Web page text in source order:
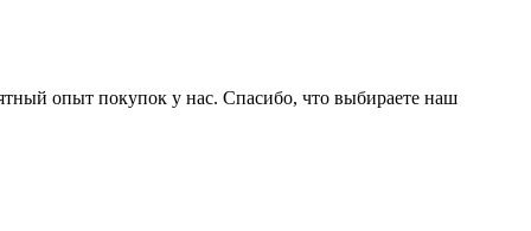
опыт покупок у нас. Спасибо, что выбираете наш